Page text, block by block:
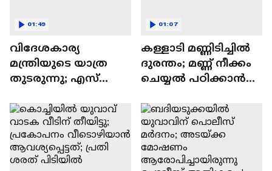
വിദേശകാര്യ
മന്ത്രിയുടെ യാത്ര
തുടരുന്നു; എസ്
ഒമാൻ വിദേശകാര്യ
മന്ത്രിയെ കണ്ടു
01:49
കള്ളാടി മണ്ണിടിച്ചിൽ
ദുരന്തം; മണ്ണ് നീക്കം
ചെയ്യൽ പഠിക്കാൻ
01:07